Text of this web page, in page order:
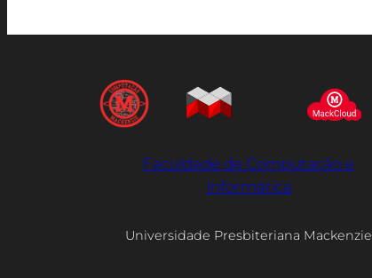
Faculdade de Computação e
Informática
Universidade Presbiteriana Mackenzie